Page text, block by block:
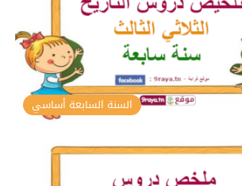
السنة السابعة أساسي